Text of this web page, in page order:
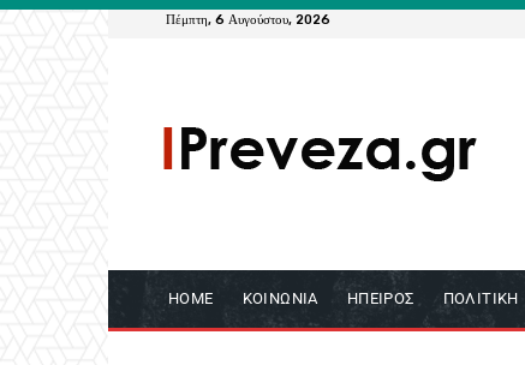
Πέμπτη, 6 Αυγούστου, 2026
HOME ΚΟΙΝΩΝΊΑ ΉΠΕΙΡΟΣ ΠΟΛΙΤΙΚΉ